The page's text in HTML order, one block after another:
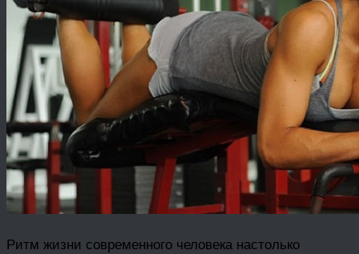
Ритм жизни современного человека настолько